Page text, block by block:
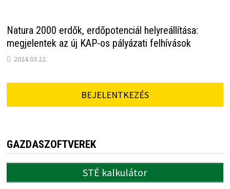
Natura 2000 erdők, erdőpotenciál helyreállítása:
megjelentek az új KAP-os pályázati felhívások
2024.03.22.
BEJELENTKEZÉS
GAZDASZOFTVEREK
STÉ kalkulátor